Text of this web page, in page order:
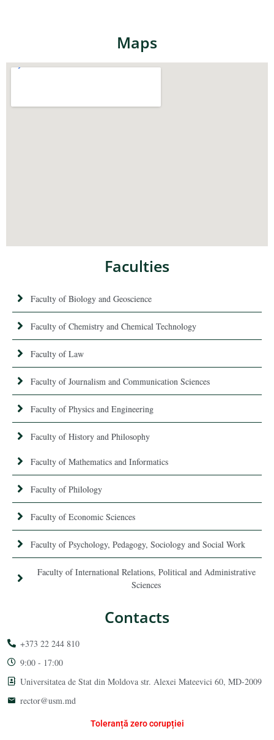
Maps
Faculties
Faculty of Biology and Geoscience
Faculty of Chemistry and Chemical Technology
Faculty of Law
Faculty of Journalism and Communication Sciences
Faculty of Physics and Engineering
Faculty of History and Philosophy
Faculty of Mathematics and Informatics
Faculty of Philology
Faculty of Economic Sciences
Faculty of Psychology, Pedagogy, Sociology and Social Work
Faculty of International Relations, Political and Administrative
Sciences
Contacts
+373 22 244 810
9:00 - 17:00
Universitatea de Stat din Moldova str. Alexei Mateevici 60, MD-2009
rector@usm.md
Toleranță zero corupției